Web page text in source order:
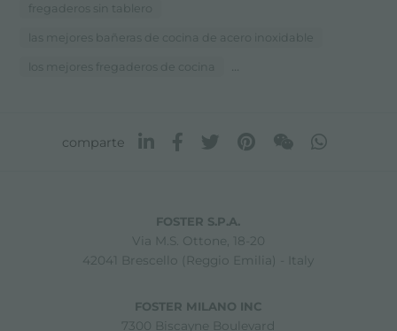
fregaderos sin tablero
las mejores bañeras de cocina de acero inoxidable
los mejores fregaderos de cocina ...
comparte
FOSTER S.P.A.
Via M.S. Ottone, 18-20
42041 Brescello (Reggio Emilia) - Italy
FOSTER MILANO INC
7300 Biscayne Boulevard